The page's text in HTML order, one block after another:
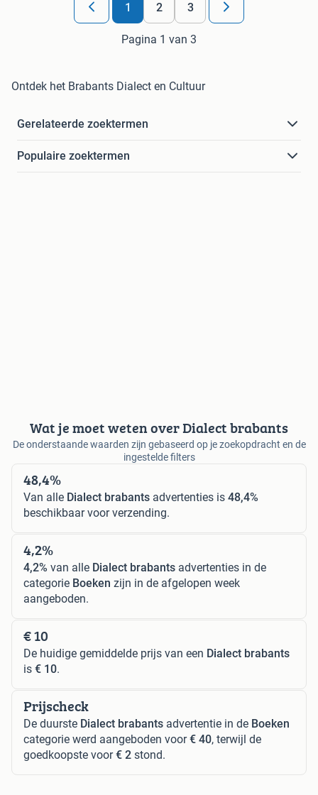
1 2 3
Pagina 1 van 3
Ontdek het Brabants Dialect en Cultuur
Gerelateerde zoektermen
Populaire zoektermen
Wat je moet weten over Dialect brabants
De onderstaande waarden zijn gebaseerd op je zoekopdracht en de
ingestelde filters
48,4%
Van alle Dialect brabants advertenties is 48,4%
beschikbaar voor verzending.
4,2%
4,2% van alle Dialect brabants advertenties in de
categorie Boeken zijn in de afgelopen week
aangeboden.
€ 10
De huidige gemiddelde prijs van een Dialect brabants
is € 10.
Prijscheck
De duurste Dialect brabants advertentie in de Boeken
categorie werd aangeboden voor€ 40, terwijl de
goedkoopste voor€ 2 stond.